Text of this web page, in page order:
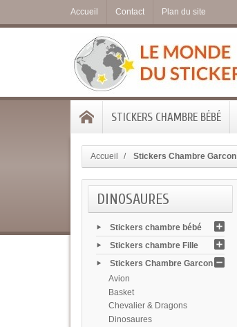
Accueil Contact Plan du site
STICKERS CHAMBRE BÉBÉ
Accueil Stickers Chambre Garcon
DINOSAURES
Stickers chambre bébé
Stickers chambre Fille
Stickers Chambre Garcon
Avion
Basket
Chevalier & Dragons
Dinosaures